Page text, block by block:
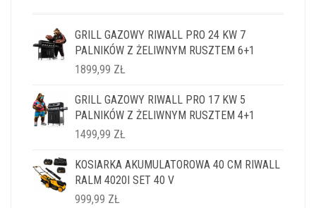
GRILL GAZOWY RIWALL PRO 24 KW 7
PALNIKÓW Z ŻELIWNYM RUSZTEM 6+1
1899,99 ZŁ
GRILL GAZOWY RIWALL PRO 17 KW 5
PALNIKÓW Z ŻELIWNYM RUSZTEM 4+1
1499,99 ZŁ
KOSIARKA AKUMULATOROWA 40 CM RIWALL
RALM 4020I SET 40 V
999,99 ZŁ